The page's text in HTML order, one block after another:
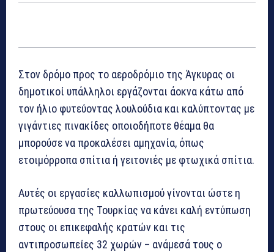
Στον δρόμο προς το αεροδρόμιο της Άγκυρας οι
δημοτικοί υπάλληλοι εργάζονται άοκνα κάτω από
τον ήλιο φυτεύοντας λουλούδια και καλύπτοντας με
γιγάντιες πινακίδες οποιοδήποτε θέαμα θα
μπορούσε να προκαλέσει αμηχανία, όπως
ετοιμόρροπα σπίτια ή γειτονιές με φτωχικά σπίτια.
Αυτές οι εργασίες καλλωπισμού γίνονται ώστε η
πρωτεύουσα της Τουρκίας να κάνει καλή εντύπωση
στους οι επικεφαλής κρατών και τις
αντιπροσωπείες 32 χωρών – ανάμεσά τους ο